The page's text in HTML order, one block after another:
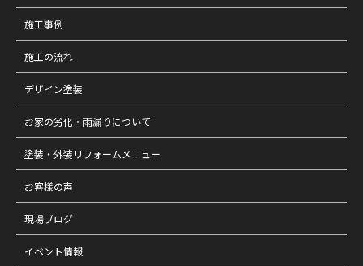
施工事例
施工の流れ
デザイン塗装
お家の劣化・雨漏りについて
塗装・外装リフォームメニュー
お客様の声
現場ブログ
イベント情報